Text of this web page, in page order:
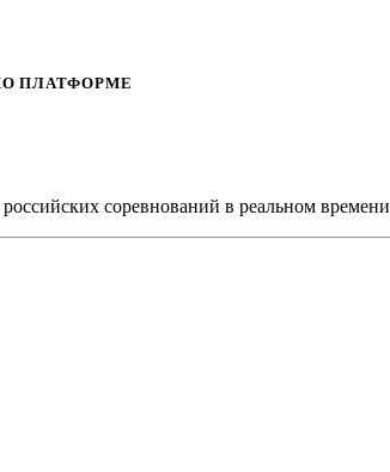
О ПЛАТФОРМЕ
соревнований в реальном времени